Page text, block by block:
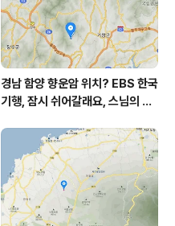
장 임분노미 할머니
경남 함양 향운암 위치? EBS 한국
기행, 잠시 쉬어갈래요, 스님의 어
상남도 함양군 가볼 만한 곳, 용추
계곡 향운암 명천스님, 덕유산 황
석산 거망산 기백산